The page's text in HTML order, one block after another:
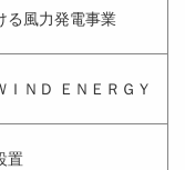
る風力発電事業
ＩＮＤ ＥＮＥＲＧＹ
置